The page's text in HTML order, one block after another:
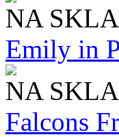
NA
Emily in
NA
Falcons